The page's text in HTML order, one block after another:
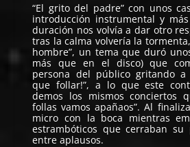
“El grito del padre” con unos
introducción instrumental y
duración nos volvía a dar otro
tras la calma volvería la
hombre”, un tema que duró
más que en el disco) que
persona del público gritando a
que follar!”, a lo que este
demos los mismos conciertos
follas vamos apañaos”. Al
micro con la boca mientras
estrambóticos que cerraban su
entre aplausos.